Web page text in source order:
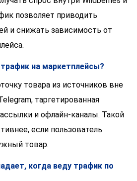
позволяет приводить
и снижать зависимость от
на маркетплейсы?
товара из источников вне
таргетированная
и офлайн-каналы. Такой
если пользователь
товар.
когда веду трафик по